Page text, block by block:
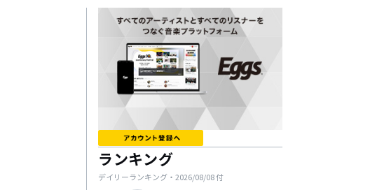
ランキング
デイリーランキング・ 2026/08/08付